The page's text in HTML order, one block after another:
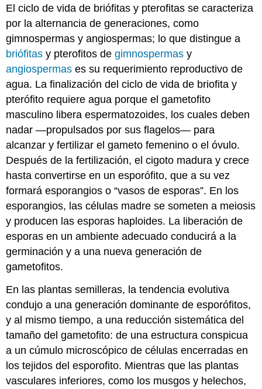
El ciclo de vida de briófitas y pterofitas se caracteriza
por la alternancia de generaciones, como
gimnospermas y angiospermas; lo que distingue a
briófitas y pterofitos degimnospermas y
angiospermas es su requerimiento reproductivo de
agua. La finalización del ciclo de vida de briofita y
pterófito requiere agua porque el gametofito
masculino libera espermatozoides, los cuales deben
nadar —propulsados por sus flagelos— para
alcanzar y fertilizar el gameto femenino o el óvulo.
Después de la fertilización, el cigoto madura y crece
hasta convertirse en un esporófito, que a su vez
formará esporangios o “vasos de esporas”. En los
esporangios, las células madre se someten a meiosis
y producen las esporas haploides. La liberación de
esporas en un ambiente adecuado conducirá a la
germinación y a una nueva generación de
gametofitos.
En las plantas semilleras, la tendencia evolutiva
condujo a una generación dominante de esporófitos,
y al mismo tiempo, a una reducción sistemática del
tamaño del gametofito: de una estructura conspicua
a un cúmulo microscópico de células encerradas en
los tejidos del esporofito. Mientras que las plantas
vasculares inferiores, como los musgos y helechos,